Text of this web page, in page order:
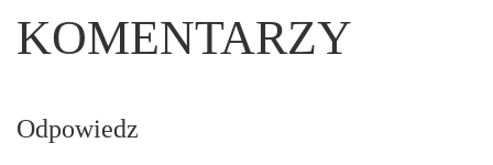
KOMENTARZY
Odpowiedz